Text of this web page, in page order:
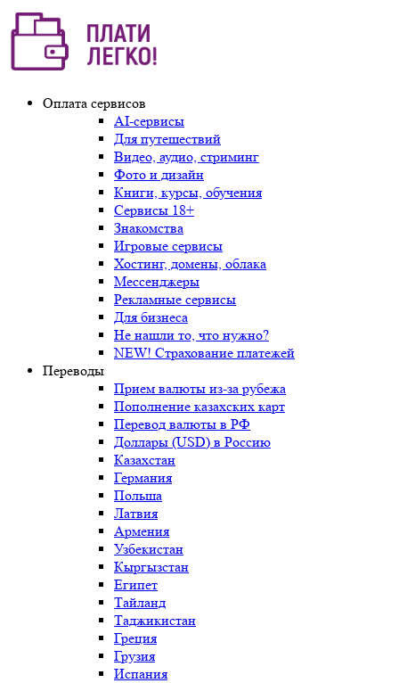
Оплата сервисов
AI-сервисы
Для путешествий
Видео, аудио, стриминг
Фото и дизайн
Книги, курсы, обучения
Сервисы 18+
Знакомства
Игровые сервисы
Хостинг, домены, облака
Мессенджеры
Рекламные сервисы
Для бизнеса
Не нашли то, что нужно?
NEW! Страхование платежей
Переводы
Прием валюты из-за рубежа
Пополнение казахских карт
Перевод валюты в РФ
Доллары (USD) в Россию
Казахстан
Германия
Польша
Латвия
Армения
Узбекистан
Кыргызстан
Египет
Тайланд
Таджикистан
Греция
Грузия
Испания